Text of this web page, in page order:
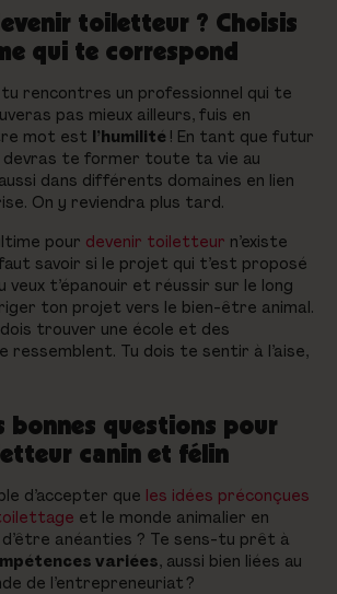
toiletteur ? Choisis
qui te correspond
rencontres un professionnel qui te
pas mieux ailleurs, fuis en
mot est l’humilité ! En tant que futur
devras te former toute ta vie au
dans différents domaines en lien
On y reviendra plus tard.
pour devenir toiletteur n’existe
faut savoir si le projet qui t’est proposé
veux t’épanouir et réussir sur le long
ton projet vers le bien-être animal.
trouver une école et des
Tu dois te sentir à l’aise,
bonnes questions pour
canin et félin
d’accepter que les idées préconçues
et le monde animalier en
anéanties ? Te sens-tu prêt à
variées, aussi bien liées au
de l’entrepreneuriat ?